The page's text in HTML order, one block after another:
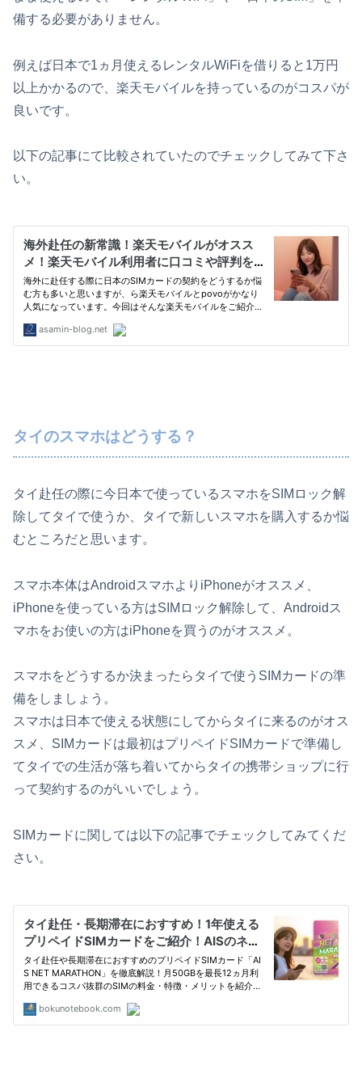
備する必要がありません。
例えば日本で1ヵ月使えるレンタルWiFiを借りると1万円
以上かかるので、楽天モバイルを持っているのがコスパが
良いです。
以下の記事にて比較されていたのでチェックしてみて下さ
い。
タイのスマホはどうする？
タイ赴任の際に今日本で使っているスマホをSIMロック解
除してタイで使うか、タイで新しいスマホを購入するか悩
むところだと思います。
スマホ本体はAndroidスマホよりiPhoneがオススメ、
iPhoneを使っている方はSIMロック解除して、Androidス
マホをお使いの方はiPhoneを買うのがオススメ。
スマホをどうするか決まったらタイで使うSIMカードの準
備をしましょう。
スマホは日本で使える状態にしてからタイに来るのがオス
スメ、SIMカードは最初はプリペイドSIMカードで準備し
てタイでの生活が落ち着いてからタイの携帯ショップに行
って契約するのがいいでしょう。
SIMカードに関しては以下の記事でチェックしてみてくだ
さい。